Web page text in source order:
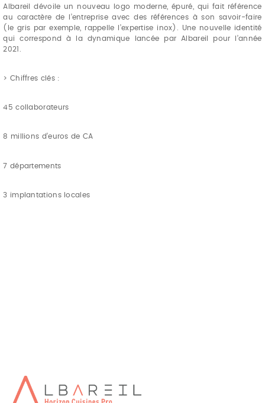
Albareil dévoile un nouveau logo moderne, épuré, qui fait référence
au caractère de l’entreprise avec des références à son savoir-faire
(le gris par exemple, rappelle l’expertise inox). Une nouvelle identité
qui correspond à la dynamique lancée par Albareil pour l’année
2021.
> Chiffres clés :
45 collaborateurs
8 millions d’euros de CA
7 départements
3 implantations locales
CONCEPTION CUISINES